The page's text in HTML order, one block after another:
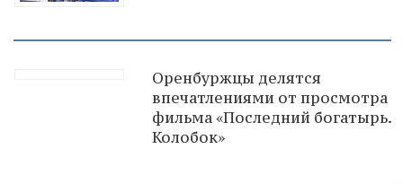
Оренбуржцы делятся
впечатлениями от просмотра
фильма «Последний богатырь.
Колобок»